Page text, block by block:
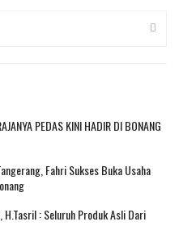
PEDAS KINI HADIR DI BONANG
Fahri Sukses Buka Usaha
H.Tasril : Seluruh Produk Asli Dari